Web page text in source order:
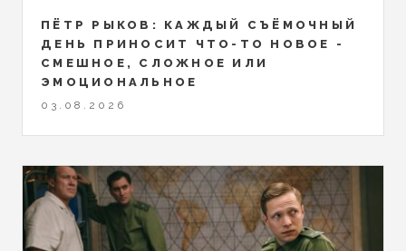
ПЁТР РЫКОВ: КАЖДЫЙ СЪЁМОЧНЫЙ
ДЕНЬ ПРИНОСИТ ЧТО-ТО НОВОЕ -
СМЕШНОЕ, СЛОЖНОЕ ИЛИ
ЭМОЦИОНАЛЬНОЕ
03.08.2026